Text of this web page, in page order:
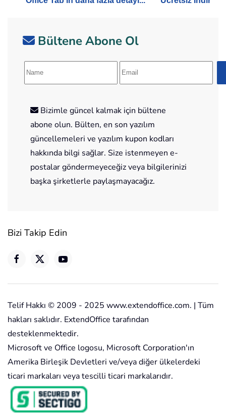
Bültene Abone Ol
Bizimle güncel kalmak için bültene
abone olun. Bülten, en son yazılım
güncellemeleri ve yazılım kupon kodları
hakkında bilgi sağlar. Size istenmeyen e-
postalar göndermeyeceğiz veya bilgilerinizi
başka şirketlerle paylaşmayacağız.
Bizi Takip Edin
Telif Hakkı © 2009 - 2025 www.extendoffice.com. | Tüm
hakları saklıdır. ExtendOffice tarafından
desteklenmektedir.
Microsoft ve Office logosu, Microsoft Corporation'ın
Amerika Birleşik Devletleri ve/veya diğer ülkelerdeki
ticari markaları veya tescilli ticari markalarıdır.